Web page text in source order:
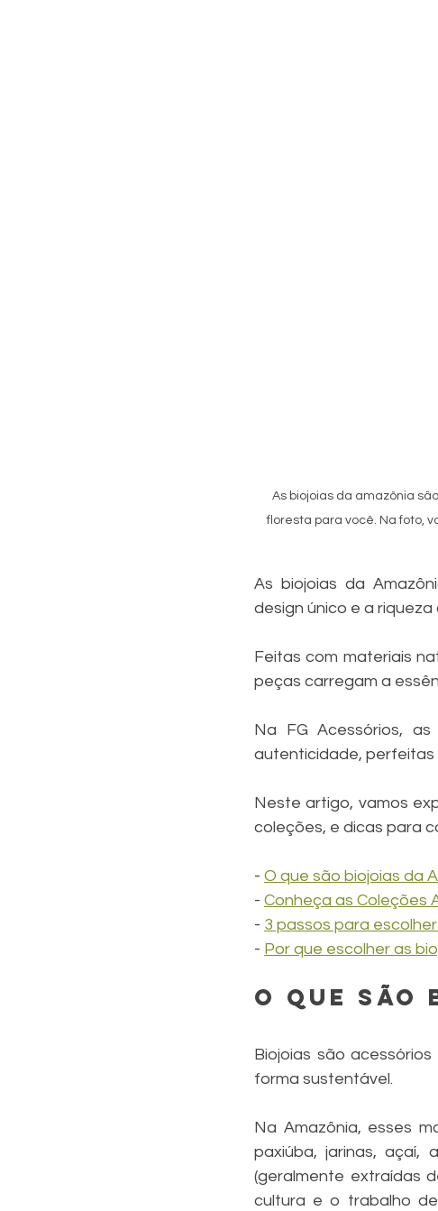
As biojoias da amazônia
floresta para você. Na foto,
As biojoias da
design único e a
Feitas com materiais
peças carregam a
Na FG Acessórios,
autenticidade, perfeitas
Neste artigo, vamos
coleções, e dicas para
- O que são biojoias da
- Conheça as Coleções
- 3 passos para
- Por que escolher as
O que são
Biojoias são
forma sustentável.
Na Amazônia, esses
paxiúba, jarinas, açaí,
(geralmente extraídas
cultura e o trabalho